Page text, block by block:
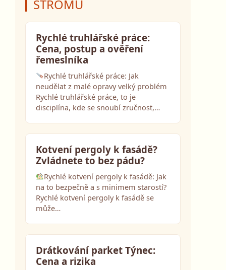
STROMŮ
Rychlé truhlářské práce:
Cena, postup a ověření
řemeslníka
Rychlé truhlářské práce: Jak
neudělat z malé opravy velký problém
Rychlé truhlářské práce, to je
disciplína, kde se snoubí zručnost,…
Kotvení pergoly k fasádě?
Zvládnete to bez pádu?
Rychlé kotvení pergoly k fasádě: Jak
na to bezpečně a s minimem starostí?
Rychlé kotvení pergoly k fasádě se
může…
Drátkování parket Týnec:
Cena a rizika